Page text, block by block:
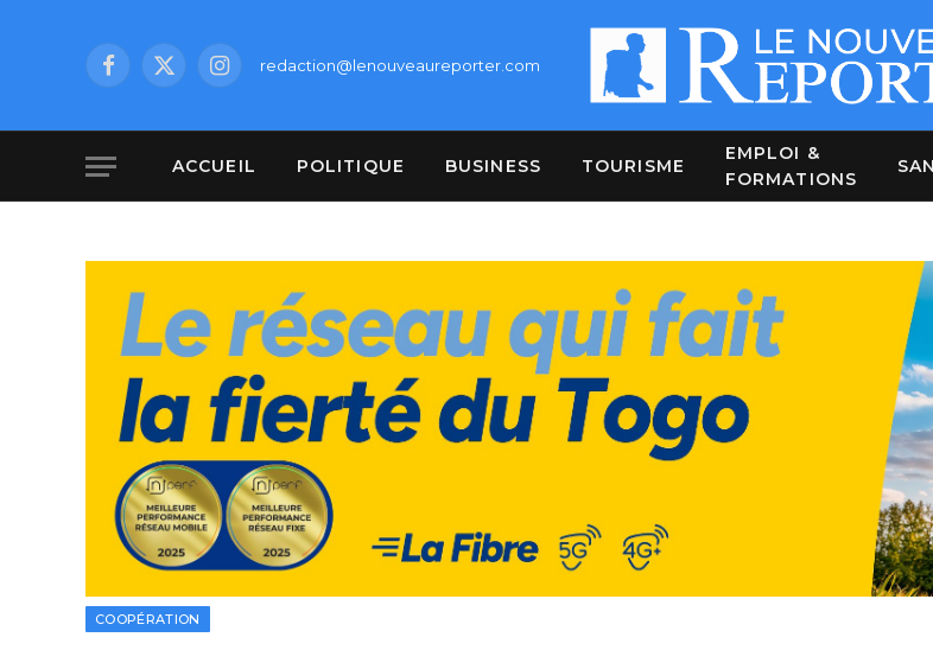
Facebook
X
Instagramredaction@lenouveaureporter.com
ACCUEIL POLITIQUE BUSINESS TOURISME
EMPLOI &
FORMATIONS
COOPÉRATION